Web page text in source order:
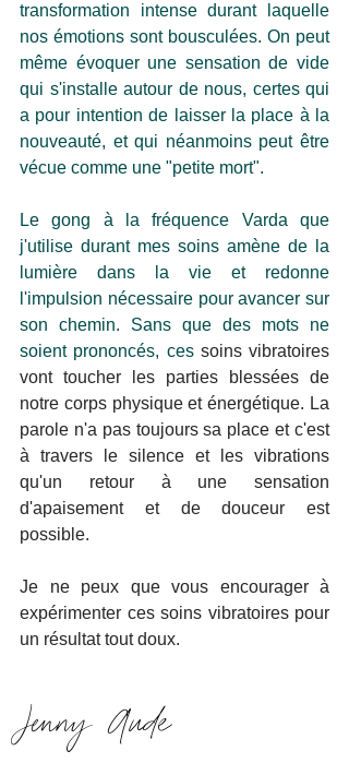
transformation intense durant laquelle
nos émotions sont bousculées. On peut
même évoquer une sensation de vide
qui s'installe autour de nous, certes qui
a pour intention de laisser la place à la
nouveauté, et qui néanmoins peut être
vécue comme une "petite mort".
Le gong à la fréquence Varda que
j'utilise durant mes soins amène de la
lumière dans la vie et redonne
l'impulsion nécessaire pour avancer sur
son chemin. Sans que des mots ne
soient prononcés, ces soins vibratoires
vont toucher les parties blessées de
notre corps physique et énergétique. La
parole n'a pas toujours sa place et c'est
à travers le silence et les vibrations
qu'un retour à une sensation
d'apaisement et de douceur est
possible.
Je ne peux que vous encourager à
expérimenter ces soins vibratoires pour
un résultat tout doux.
Jenny Aude